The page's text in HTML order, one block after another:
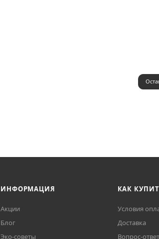
ИНФОРМАЦИЯ
Акции
Блог
Эко-советы
КАК
Условия
Доставка
Вопрос-ответ